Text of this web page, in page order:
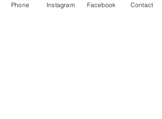
Phone Instagram Facebook Contact